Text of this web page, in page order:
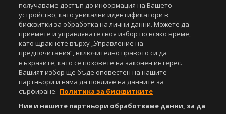
Съдържанието на този уеб сайт и технологиите, използвани в него, са
под закрила на Закона за авторското право и сродните му права.
Всички статии, репортажи, интервюта и други текстови, графични и
видео материали, публикувани в сайта, са собственост на Агенция
Спортал, освен ако изрично е посочено друго. Допуска се
публикуване на текстови материали само след писмено съгласие на
Агенция Спортал, посочване на източника и добавяне на линк към
www.sportal.bg. Използването на графични и видео материали,
публикувани в сайта, е строго забранено. Нарушителите ще бъдат
санкционирани с цялата строгост на закона.
СвалиБЕЗПЛАТНОТОприложение за:
получаваме достъп до информация на Вашето
устройство, като уникални идентификатори в
бисквитки за обработка на лични данни. Можете да
приемете и управлявате своя избор по всяко време,
като щракнете върху „Управление на
предпочитания“, включително правото си да
възразите, като се позовете на законен интерес.
Вашият избор ще бъде оповестен на нашите
партньори и няма да повлияе на данните за
сърфиране. Политика за бисквитките
Ние и нашите партньори обработваме данни, за да